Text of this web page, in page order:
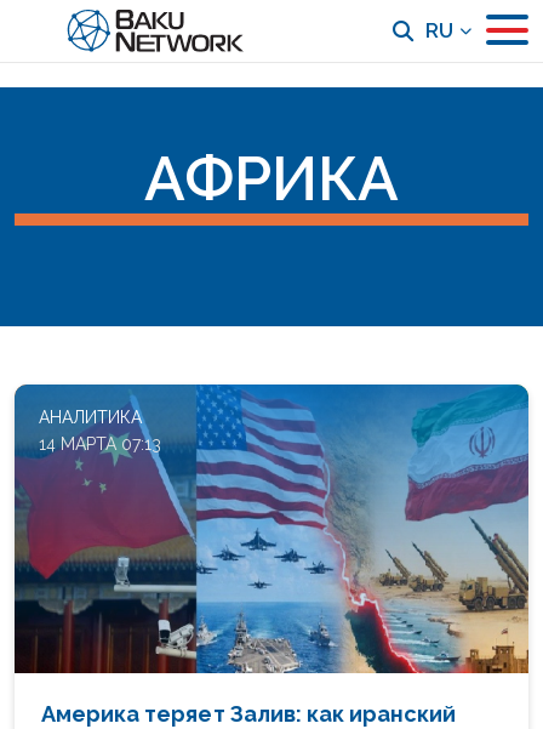
RU
АФРИКА
АНАЛИТИКА
14 МАРТА 07:13
Америка теряет Залив: как иранский